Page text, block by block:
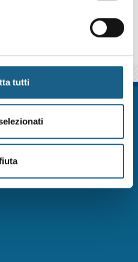
tutti
formativo certificato secondo le
Formazione Professionale
Bologna p.iva 04260000379